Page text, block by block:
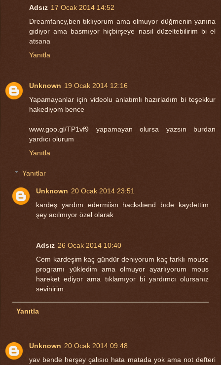
Adsız 17 Ocak 2014 14:52
Dreamfancy,ben tıklıyorum ama olmuyor düğmenin yanına
gidiyor ama basmıyor hiçbirşeye nasıl düzeltebilirim bi el
atsana
Yanıtla
Unknown 19 Ocak 2014 12:16
Yapamayanlar için videolu anlatımlı hazırladım bi teşekkur
hakediyom bence
www.goo.gl/TP1vf9 yapamayan olursa yazsın burdan
yardıcı olurum
Yanıtla
Yanıtlar
Unknown 20 Ocak 2014 23:51
kardeş yardım edermiisn hackslıend bıde kaydettim
şey acılmıyor özel olarak
Adsız 26 Ocak 2014 10:40
Cem kardeşim kaç gündür deniyorum kaç farklı mouse
programı yükledim ama olmuyor ayarlıyorum mous
hareket ediyor ama tıklamıyor bi yardımcı olursanız
sevinirim.
Yanıtla
Unknown 20 Ocak 2014 09:48
yav bende herşey çalısıo hata matada yok ama not defteri